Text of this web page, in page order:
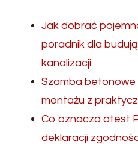
Jak dobrać
poradnik dla
kanalizacji.
Szamba betonowe
montażu z
Co oznacza atest
deklaracji